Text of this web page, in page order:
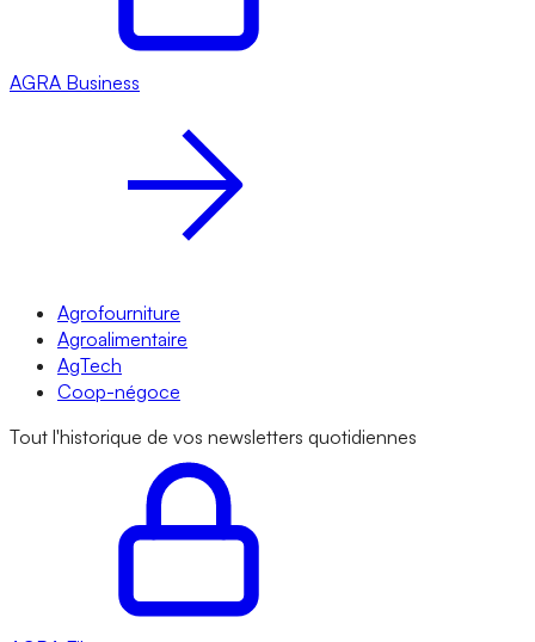
AGRA Business
Agrofourniture
Agroalimentaire
AgTech
Coop-négoce
Tout l'historique de vos newsletters quotidiennes